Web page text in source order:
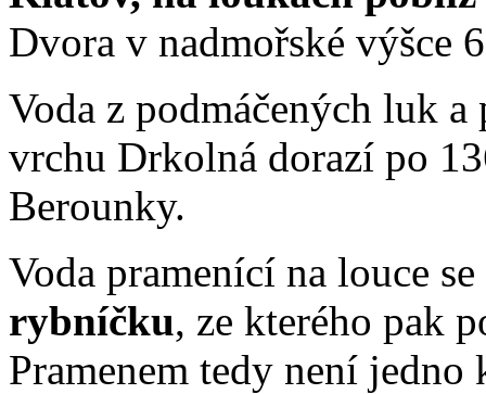
Dvora v nadmořské výšce
Voda z podmáčených luk
vrchu Drkolná dorazí po
Berounky.
Voda pramenící na louce
rybníčku, ze kterého pak
Pramenem tedy není